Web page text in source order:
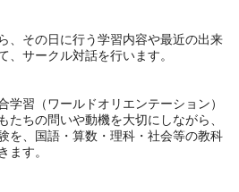
、その日に行う学習内容や最近の出来
、サークル対話を行います。
学習（ワールドオリエンテーション）
たちの問いや動機を大切にしながら、
を、国語・算数・理科・社会等の教科
ます。